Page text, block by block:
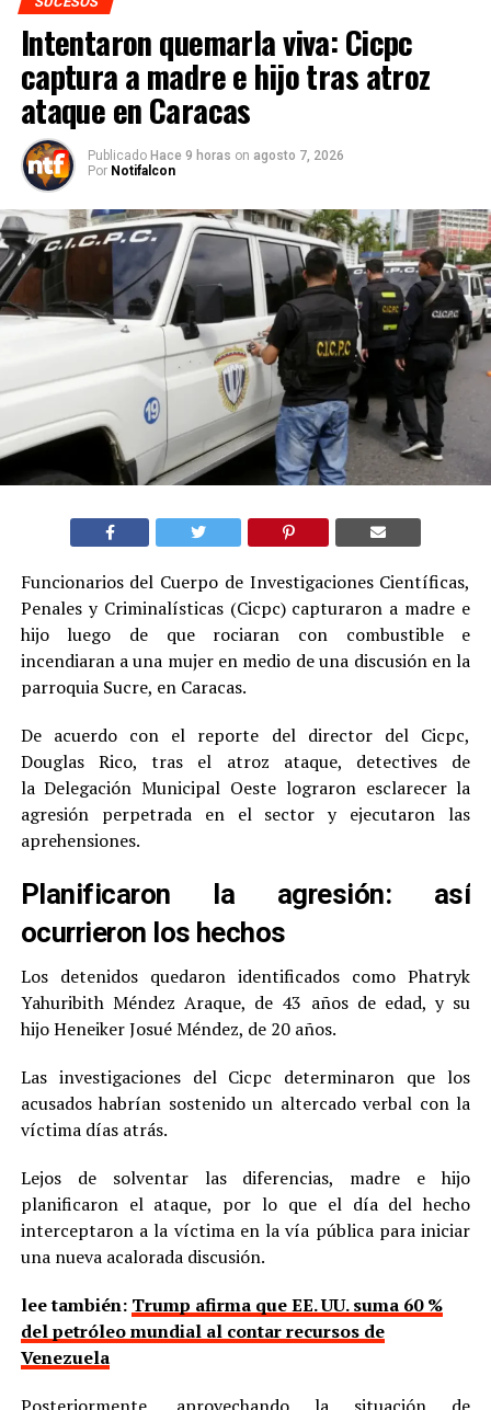
Intentaron quemarla viva: Cicpc
captura a madre e hijo tras atroz
ataque en Caracas
Publicado Hace 9 horas on agosto 7, 2026
Por Notifalcon
Funcionarios del Cuerpo de Investigaciones Científicas,
Penales y Criminalísticas (Cicpc) capturaron a madre e
hijo luego de que rociaran con combustible e
incendiaran a una mujer en medio de una discusión en la
parroquia Sucre, en Caracas.
De acuerdo con el reporte del director del Cicpc,
Douglas Rico, tras el atroz ataque, detectives de
la Delegación Municipal Oeste lograron esclarecer la
agresión perpetrada en el sector y ejecutaron las
aprehensiones.
Planificaron la agresión: así
ocurrieron los hechos
Los detenidos quedaron identificados como Phatryk
Yahuribith Méndez Araque, de 43 años de edad, y su
hijo Heneiker Josué Méndez, de 20 años.
Las investigaciones del Cicpc determinaron que los
acusados habrían sostenido un altercado verbal con la
víctima días atrás.
Lejos de solventar las diferencias, madre e hijo
planificaron el ataque, por lo que el día del hecho
interceptaron a la víctima en la vía pública para iniciar
una nueva acalorada discusión.
lee también: Trump afirma que EE. UU. suma 60 %
del petróleo mundial al contar recursos de
Venezuela